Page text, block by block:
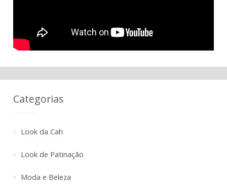
Categorias
Look da Cah
Look de Patinação
Moda e Beleza